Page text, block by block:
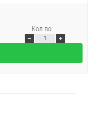
Кол-во: